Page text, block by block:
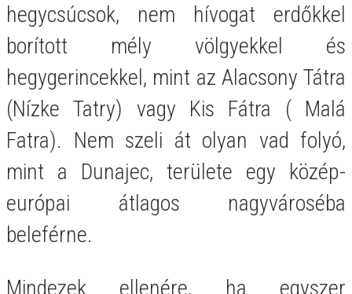
hegycsúcsok, nem hívogat erdőkkel
borított mély völgyekkel és
hegygerincekkel, mint az Alacsony Tátra
(Nízke Tatry) vagy Kis Fátra ( Malá
Fatra). Nem szeli át olyan vad folyó,
mint a Dunajec, területe egy közép-
európai átlagos nagyvároséba
beleférne.
Mindezek ellenére, ha egyszer